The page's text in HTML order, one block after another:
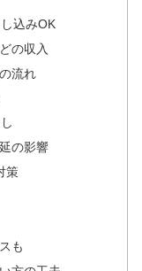
込みOK
の収入
流れ
の影響
策
も